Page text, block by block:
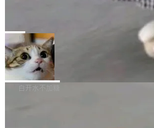
个小型数据库，应用天然按分片构建，单个数
库的竞争和爆炸半径问题在设计层面就被消除
了。 闲置的 cell 会休眠到几乎不占资源。当
l 迁移或唤醒时，新宿主从 S3 恢复 SQLite 数
库继续执行。存储库是持久化的唯一真相...
高价的三星折叠（三星Galaxy Z Fold8 Ultra /
Fold8 / Z Flip8）外，其余要么是中低端机器
例如iQOO Z11i、REDMI Note 17、REDMI
te 17 Pro、OPPO K15，要么是vivo X300 E
样的次旗舰。 Galaxy Z Fold8 Ultra / Z
Z Flip8三款折叠屏新机均在7月22日发布，且全
部搭载骁龙8 Elite Gen5 for Galaxy，它们本
Zed 编辑器团队发布了新项目——DeltaDB，一
个在 git commit 之间记录每一次编辑操作的版
本控制系统。目前处于 Early Access 阶段。
ltaDB 的核心思路直接写在 landing page 最显
眼的位置：「Software is made between com
mits」——软件是在 commit 之间写出来的。
局
SpaceXAI 单季资本开支达 183 亿美元
根据风险投资人Tomer Tunguz 博客（VC 分
析）披露的最新分析与第二季度业绩报告，Spac
白开水不加糖